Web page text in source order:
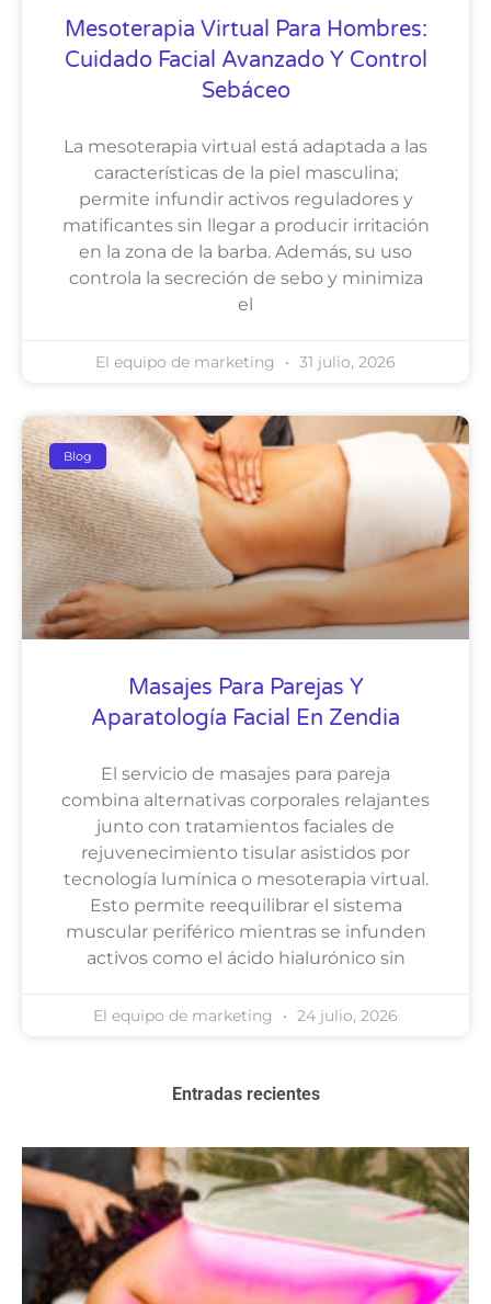
Mesoterapia Virtual Para Hombres:
Cuidado Facial Avanzado Y Control
Sebáceo
La mesoterapia virtual está adaptada a las
características de la piel masculina;
permite infundir activos reguladores y
matificantes sin llegar a producir irritación
en la zona de la barba. Además, su uso
controla la secreción de sebo y minimiza
el
El equipo de marketing 31 julio, 2026
Blog
Masajes Para Parejas Y
Aparatología Facial En Zendia
El servicio de masajes para pareja
combina alternativas corporales relajantes
junto con tratamientos faciales de
rejuvenecimiento tisular asistidos por
tecnología lumínica o mesoterapia virtual.
Esto permite reequilibrar el sistema
muscular periférico mientras se infunden
activos como el ácido hialurónico sin
El equipo de marketing 24 julio, 2026
Entradas recientes